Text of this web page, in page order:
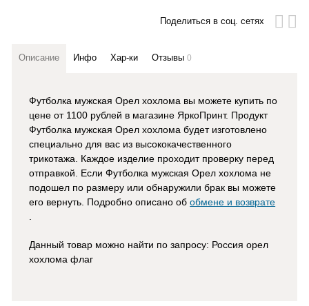
Поделиться в соц. сетях
Описание Инфо Хар-ки Отзывы0
Футболка мужская Орел хохлома вы можете купить по
цене от 1100 рублей в магазине ЯркоПринт. Продукт
Футболка мужская Орел хохлома будет изготовлено
специально для вас из высококачественного
трикотажа. Каждое изделие проходит проверку перед
отправкой. Если Футболка мужская Орел хохлома не
подошел по размеру или обнаружили брак вы можете
его вернуть. Подробно описано обобмене и возврате
.
Данный товар можно найти по запросу: Россия орел
хохлома флаг